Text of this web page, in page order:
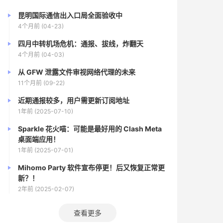
昆明国际通信出入口局全面验收中
4个月前 (04-23)
四月中转机场危机：通报、拔线，炸翻天
4个月前 (04-03)
从 GFW 泄露文件审视网络代理的未来
11个月前 (09-22)
近期通报较多，用户需更新订阅地址
1年前 (2025-07-10)
Sparkle 花火喵：可能是最好用的 Clash Meta
桌面端应用！
1年前 (2025-07-01)
Mihomo Party 软件宣布停更！后又恢复正常更
新？！
2年前 (2025-02-07)
查看更多